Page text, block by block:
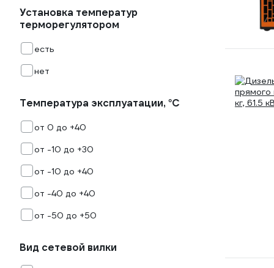
Установка температур
терморегулятором
есть
нет
Температура эксплуатации, °С
от 0 до +40
от -10 до +30
от -10 до +40
от -40 до +40
от -50 до +50
Вид сетевой вилки